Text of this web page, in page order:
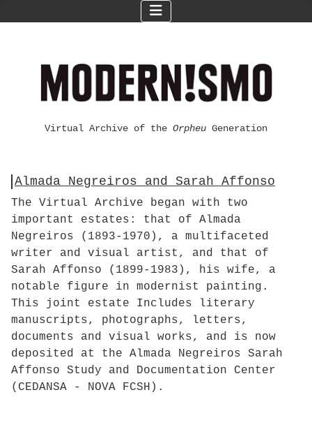
Virtual Archive of the Orpheu Generation
Almada Negreiros and Sarah Affonso
The Virtual Archive began with two
important estates: that of Almada
Negreiros (1893-1970), a multifaceted
writer and visual artist, and that of
Sarah Affonso (1899-1983), his wife, a
notable figure in modernist painting.
This joint estate Includes literary
manuscripts, photographs, letters,
documents and visual works, and is now
deposited at the Almada Negreiros Sarah
Affonso Study and Documentation Center
(CEDANSA - NOVA FCSH).